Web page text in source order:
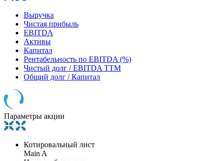
Выручка
Чистая прибыль
EBITDA
Активы
Капитал
Рентабельность по EBITDA (%)
Чистый долг / EBITDA TTM
Общий долг / Капитал
Параметры акции
Котировальный лист
Main A